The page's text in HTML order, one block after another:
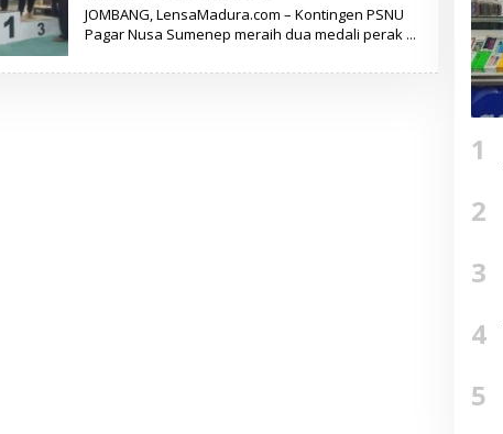
A
E
H
JOMBANG, LensaMadura.com – Kontingen PSNU
Pagar Nusa Sumenep meraih dua medali perak
1
2
3
4
5